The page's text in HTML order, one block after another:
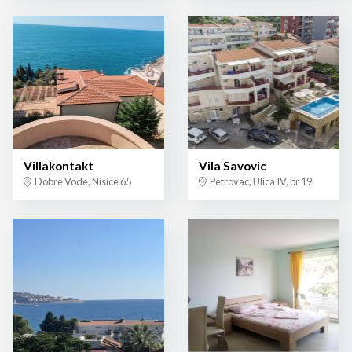
Villakontakt
Dobre Vode, Nisice 65
Vila Savovic
Petrovac, Ulica IV, br 19